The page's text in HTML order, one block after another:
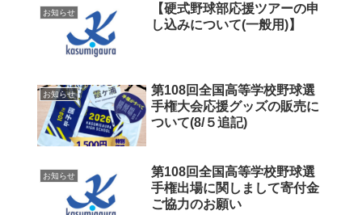
お知らせ
【硬式野球部応援ツアーの申
し込みについて(一般用)】
お知らせ
第108回全国高等学校野球選
手権大会応援グッズの販売に
ついて(8/５追記)
お知らせ
第108回全国高等学校野球選
手権出場に関しまして寄付金
ご協力のお願い